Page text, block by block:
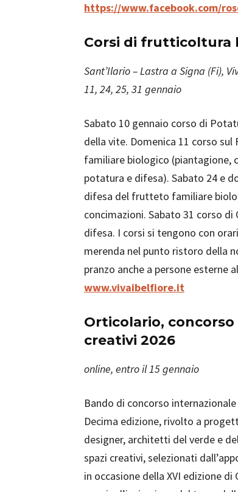
https://www.facebook.com/
Corsi di frutticoltura
Sant’Ilario – Lastra a Signa (Fi),
11, 24, 25, 31 gennaio
Sabato 10 gennaio corso di
della vite. Domenica 11 corso
familiare biologico (piantagione,
potatura e difesa). Sabato 24 e
difesa del frutteto familiare
concimazioni. Sabato 31 corso
difesa. I corsi si tengono con
merenda nel punto ristoro della
pranzo anche a persone esterne
www.vivaibelfiore.it
Orticolario, concorso
creativi 2026
online, entro il 15 gennaio
Bando di concorso
Decima edizione, rivolto a
designer, architetti del verde e
spazi creativi, selezionati
in occasione della XVI edizione